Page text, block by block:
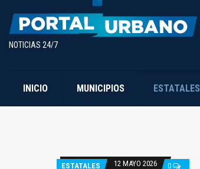
NOTICIAS 24/7
INICIO MUNICIPIOS ESTATALES
ESTATALES 12 MAYO 2026 0